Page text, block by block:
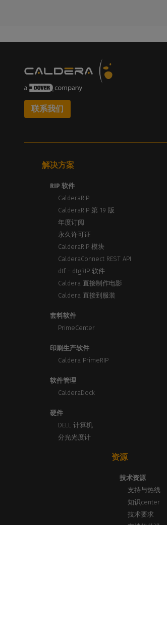
联系我们
解决方案
RIP 软件
CalderaRIP
CalderaRIP 第 19 版
年度订阅
永久许可证
CalderaRIP 模块
CalderaConnect REST API
dtf - dtgRIP 软件
Caldera 直接制作电影
Caldera 直接到服装
套料软件
PrimeCenter
印刷生产软件
Caldera PrimeRIP
软件管理
CalderaDock
硬件
DELL 计算机
分光光度计
资源
技术资源
支持与热线
知识center
技术要求
支持的外设